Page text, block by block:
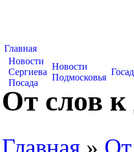
Главная
Новости
Сергиева
Посада
Новости
Подмосковья
От слов